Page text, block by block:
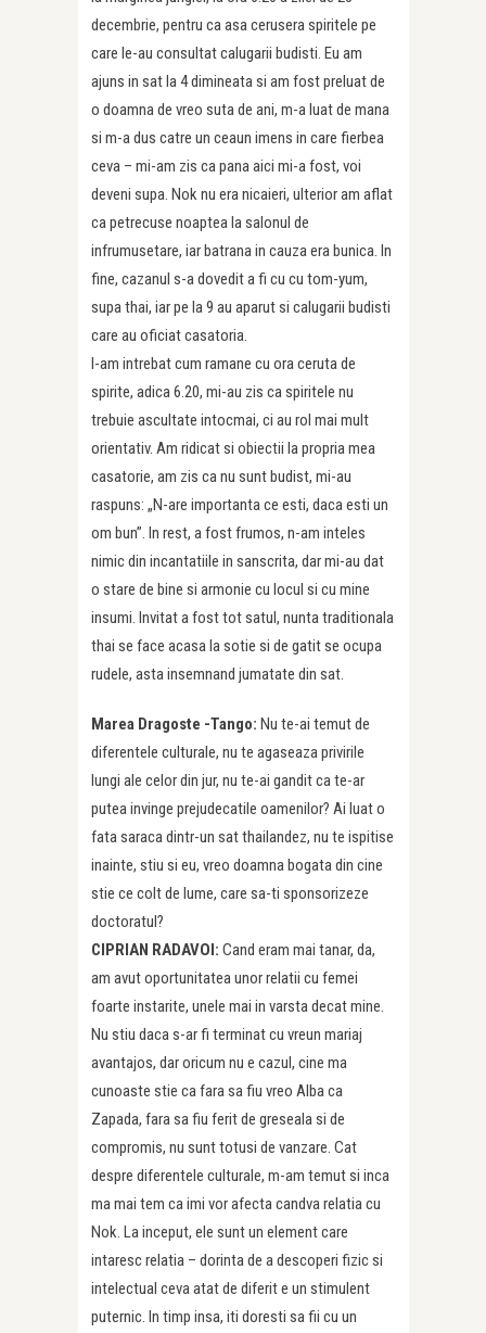
decembrie, pentru ca asa cerusera spiritele pe
care le-au consultat calugarii budisti. Eu am
ajuns in sat la 4 dimineata si am fost preluat de
o doamna de vreo suta de ani, m-a luat de mana
si m-a dus catre un ceaun imens in care fierbea
ceva – mi-am zis ca pana aici mi-a fost, voi
deveni supa. Nok nu era nicaieri, ulterior am aflat
ca petrecuse noaptea la salonul de
infrumusetare, iar batrana in cauza era bunica. In
fine, cazanul s-a dovedit a fi cu cu tom-yum,
supa thai, iar pe la 9 au aparut si calugarii budisti
care au oficiat casatoria.
I-am intrebat cum ramane cu ora ceruta de
spirite, adica 6.20, mi-au zis ca spiritele nu
trebuie ascultate intocmai, ci au rol mai mult
orientativ. Am ridicat si obiectii la propria mea
casatorie, am zis ca nu sunt budist, mi-au
raspuns: „N-are importanta ce esti, daca esti un
om bun”. In rest, a fost frumos, n-am inteles
nimic din incantatiile in sanscrita, dar mi-au dat
o stare de bine si armonie cu locul si cu mine
insumi. Invitat a fost tot satul, nunta traditionala
thai se face acasa la sotie si de gatit se ocupa
rudele, asta insemnand jumatate din sat.
Marea Dragoste -Tango: Nu te-ai temut de
diferentele culturale, nu te agaseaza privirile
lungi ale celor din jur, nu te-ai gandit ca te-ar
putea invinge prejudecatile oamenilor? Ai luat o
fata saraca dintr-un sat thailandez, nu te ispitise
inainte, stiu si eu, vreo doamna bogata din cine
stie ce colt de lume, care sa-ti sponsorizeze
doctoratul?
CIPRIAN RADAVOI: Cand eram mai tanar, da,
am avut oportunitatea unor relatii cu femei
foarte instarite, unele mai in varsta decat mine.
Nu stiu daca s-ar fi terminat cu vreun mariaj
avantajos, dar oricum nu e cazul, cine ma
cunoaste stie ca fara sa fiu vreo Alba ca
Zapada, fara sa fiu ferit de greseala si de
compromis, nu sunt totusi de vanzare. Cat
despre diferentele culturale, m-am temut si inca
ma mai tem ca imi vor afecta candva relatia cu
Nok. La inceput, ele sunt un element care
intaresc relatia – dorinta de a descoperi fizic si
intelectual ceva atat de diferit e un stimulent
puternic. In timp insa, iti doresti sa fii cu un